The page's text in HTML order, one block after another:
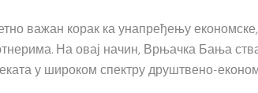
важан корак ка унапређењу економске,
На овај начин, Врњачка Бања
у широком спектру друштвено-